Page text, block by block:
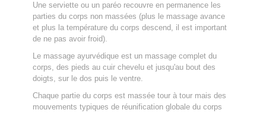
Une serviette ou un paréo recouvre en permanence les
parties du corps non massées (plus le massage avance
et plus la température du corps descend, il est important
de ne pas avoir froid).
Le massage ayurvédique est un massage complet du
corps, des pieds au cuir chevelu et jusqu'au bout des
doigts, sur le dos puis le ventre.
Chaque partie du corps est massée tour à tour mais des
mouvements typiques de réunification globale du corps